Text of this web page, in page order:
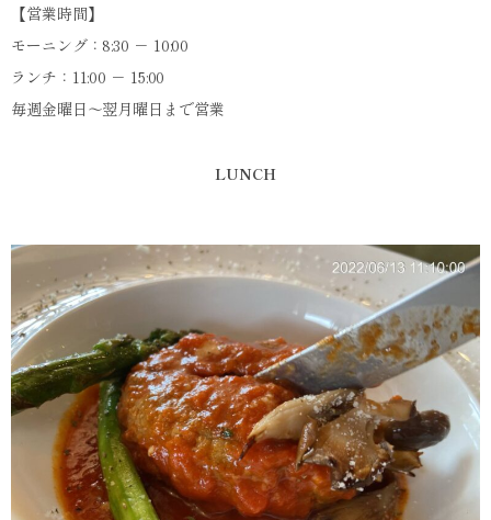
【営業時間】
モーニング：8:30 － 10:00
ランチ：11:00 － 15:00
毎週金曜日～翌月曜日まで営業
LUNCH